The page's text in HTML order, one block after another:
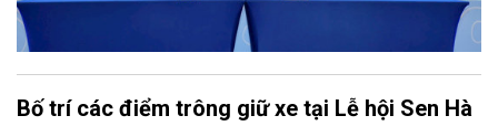
Bố trí các điểm trông giữ xe tại Lễ hội Sen Hà